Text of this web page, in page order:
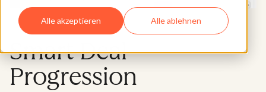
Alle akzeptieren Alle ablehnen
Smart Deal
Progression